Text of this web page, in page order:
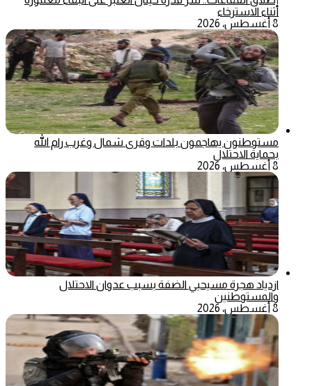
أثناء الاسترخاء
8 أغسطس، 2026
مستوطنون يهاجمون بلدات وقرى شمال وغرب رام الله
بحماية الاحتلال
8 أغسطس، 2026
ازدياد هجرة مسيحيي الضفة بسبب عدوان الاحتلال
والمستوطنين
8 أغسطس، 2026